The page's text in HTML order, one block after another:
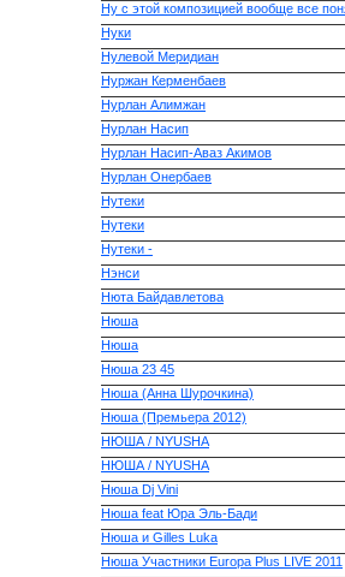
Ну с этой композицией вообще все
Нуки
Нулевой Меридиан
Нуржан Керменбаев
Нурлан Алимжан
Нурлан Насип
Нурлан Насип-Аваз Акимов
Нурлан Онербаев
Нутеки
Нутеки
Нутеки -
Нэнси
Нюта Байдавлетова
Нюша
Нюша
Нюша 23 45
Нюша (Анна Шурочкина)
Нюша (Премьера 2012)
НЮША / NYUSHA
НЮША / NYUSHA
Нюша Dj Vini
Нюша feat Юра Эль-Бади
Нюша и Gilles Luka
Нюша Участники Europa Plus LIVE 2011